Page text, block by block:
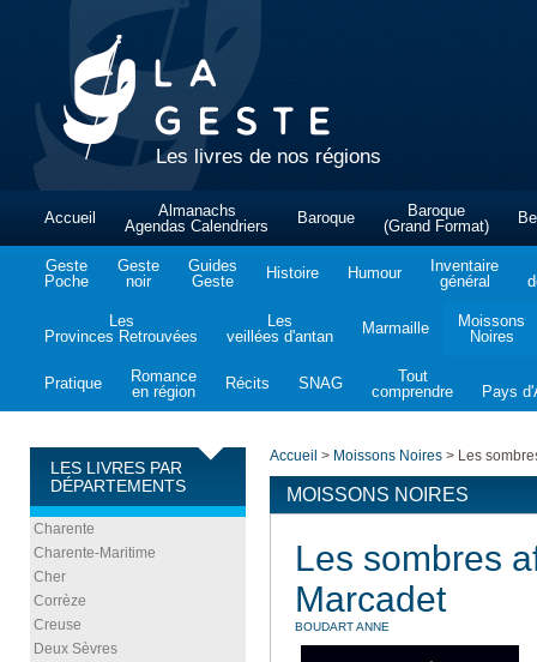
Les livres de nos régions
Accueil
Almanachs
Agendas Calendriers
Baroque
Baroque
(Grand Format)
Geste
Poche
Geste
noir
Guides
Geste
Histoire Humour
Inventaire
général
Les
Provinces Retrouvées
Les
veillées d'antan
Marmaille
Moissons
Noires
Pratique
Romance
en région
Récits SNAG
Tout
comprendre
Pays
LES LIVRES PAR
DÉPARTEMENTS
Charente
Charente-Maritime
Cher
Corrèze
Creuse
Deux Sèvres
Accueil > Moissons Noires > Les
MOISSONS NOIRES
Les sombres
Marcadet
BOUDART ANNE